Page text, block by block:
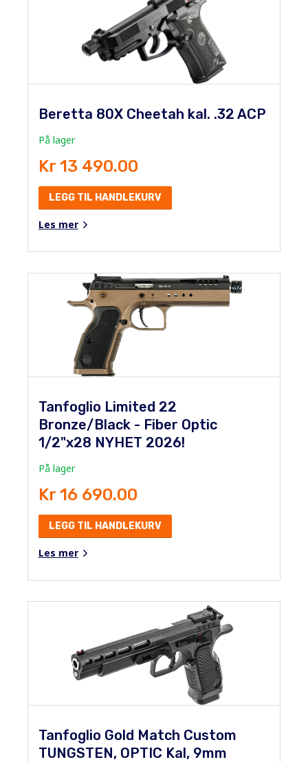
Beretta 80X Cheetah kal. .32 ACP
På lager
Kr 13 490.00
LEGG TIL HANDLEKURV
Les mer
Tanfoglio Limited 22
Bronze/Black - Fiber Optic
1/2"x28 NYHET 2026!
På lager
Kr 16 690.00
LEGG TIL HANDLEKURV
Les mer
Tanfoglio Gold Match Custom
TUNGSTEN, OPTIC Kal, 9mm